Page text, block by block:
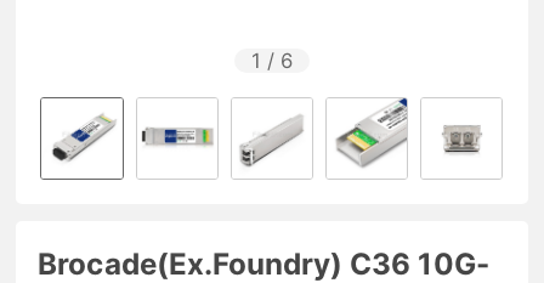
1 / 6
Brocade(Ex.Foundry) C36 10G-